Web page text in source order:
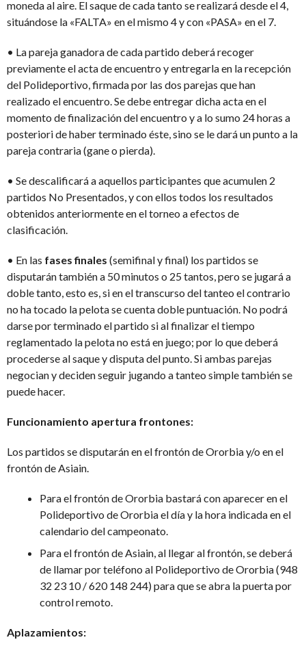
moneda al aire. El saque de cada tanto se realizará desde el 4,
situándose la «FALTA» en el mismo 4 y con «PASA» en el 7.
• La pareja ganadora de cada partido deberá recoger
previamente el acta de encuentro y entregarla en la recepción
del Polideportivo, firmada por las dos parejas que han
realizado el encuentro. Se debe entregar dicha acta en el
momento de finalización del encuentro y a lo sumo 24 horas a
posteriori de haber terminado éste, sino se le dará un punto a la
pareja contraria (gane o pierda).
• Se descalificará a aquellos participantes que acumulen 2
partidos No Presentados, y con ellos todos los resultados
obtenidos anteriormente en el torneo a efectos de
clasificación.
• En las fases finales (semifinal y final) los partidos se
disputarán también a 50 minutos o 25 tantos, pero se jugará a
doble tanto, esto es, si en el transcurso del tanteo el contrario
no ha tocado la pelota se cuenta doble puntuación. No podrá
darse por terminado el partido si al finalizar el tiempo
reglamentado la pelota no está en juego; por lo que deberá
procederse al saque y disputa del punto. Si ambas parejas
negocian y deciden seguir jugando a tanteo simple también se
puede hacer.
Funcionamiento apertura frontones:
Los partidos se disputarán en el frontón de Ororbia y/o en el
frontón de Asiain.
Para el frontón de Ororbia bastará con aparecer en el
Polideportivo de Ororbia el día y la hora indicada en el
calendario del campeonato.
Para el frontón de Asiain, al llegar al frontón, se deberá
de llamar por teléfono al Polideportivo de Ororbia (948
32 23 10 / 620 148 244) para que se abra la puerta por
control remoto.
Aplazamientos: